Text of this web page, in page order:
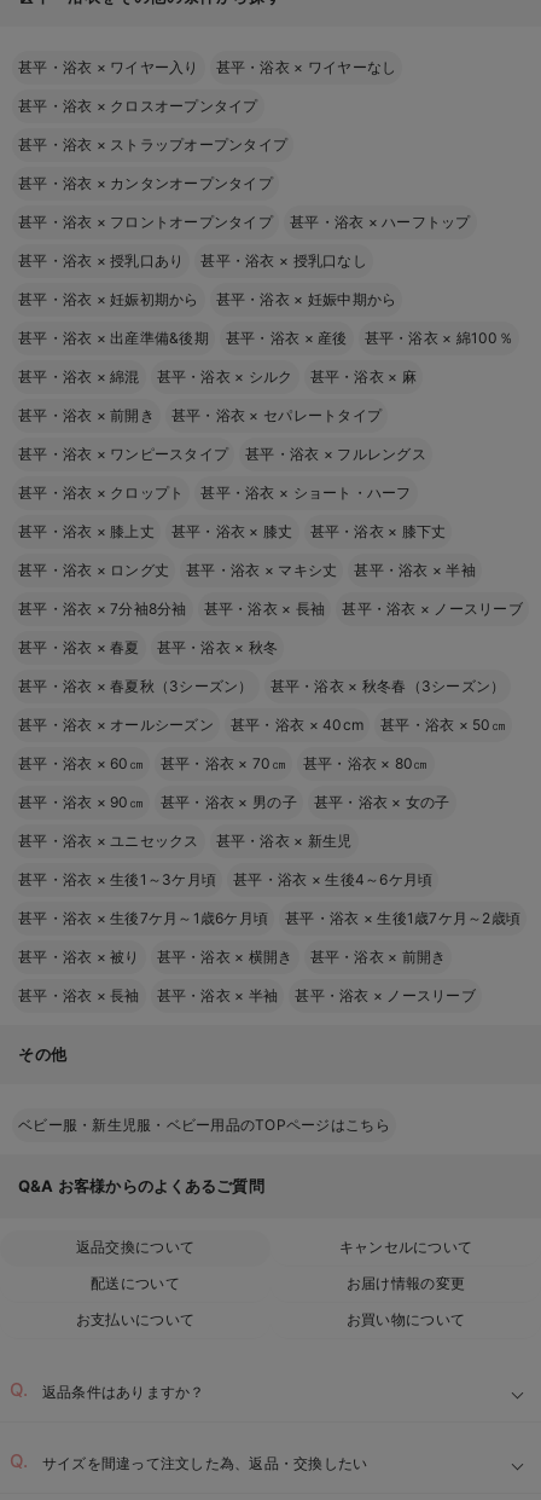
甚平・浴衣 × ワイヤー入り 甚平・浴衣 × ワイヤーなし
甚平・浴衣 × クロスオープンタイプ
甚平・浴衣 × ストラップオープンタイプ
甚平・浴衣 × カンタンオープンタイプ
甚平・浴衣 × フロントオープンタイプ 甚平・浴衣 ×ハーフトップ
甚平・浴衣 ×授乳口あり 甚平・浴衣 × 授乳口なし
甚平・浴衣 ×妊娠初期から 甚平・浴衣 × 妊娠中期から
甚平・浴衣 × 出産準備&後期 甚平・浴衣 × 産後 甚平・浴衣 × 綿100％
甚平・浴衣 ×綿混 甚平・浴衣 × シルク 甚平・浴衣 × 麻
甚平・浴衣 ×前開き 甚平・浴衣 × セパレートタイプ
甚平・浴衣 × ワンピースタイプ 甚平・浴衣 × フルレングス
甚平・浴衣 × クロップト 甚平・浴衣 × ショート・ハーフ
甚平・浴衣 × 膝上丈 甚平・浴衣 × 膝丈 甚平・浴衣 × 膝下丈
甚平・浴衣 × ロング丈 甚平・浴衣 × マキシ丈 甚平・浴衣 ×半袖
甚平・浴衣 ×7分袖8分袖 甚平・浴衣 × 長袖 甚平・浴衣 × ノースリーブ
甚平・浴衣 ×春夏 甚平・浴衣 × 秋冬
甚平・浴衣 ×春夏秋（3シーズン） 甚平・浴衣 × 秋冬春（3シーズン）
甚平・浴衣 × オールシーズン 甚平・浴衣 ×40cm 甚平・浴衣 × 50㎝
甚平・浴衣 × 60㎝ 甚平・浴衣 × 70㎝ 甚平・浴衣 × 80㎝
甚平・浴衣 × 90㎝ 甚平・浴衣 × 男の子 甚平・浴衣 × 女の子
甚平・浴衣 ×ユニセックス 甚平・浴衣 × 新生児
甚平・浴衣 ×生後1～3ケ月頃 甚平・浴衣 ×生後4～6ケ月頃
甚平・浴衣 ×生後7ケ月～1歳6ケ月頃 甚平・浴衣 ×生後1歳7ケ月～2歳頃
甚平・浴衣 ×被り 甚平・浴衣 × 横開き 甚平・浴衣 × 前開き
甚平・浴衣 ×長袖 甚平・浴衣 × 半袖 甚平・浴衣 × ノースリーブ
その他
ベビー服・新生児服・ベビー用品のTOPページはこちら
Q&A お客様からのよくあるご質問
返品交換について
キャンセルについて
配送について
お届け情報の変更
お支払いについて
お買い物について
返品条件はありますか？
サイズを間違って注文した為、返品・交換したい